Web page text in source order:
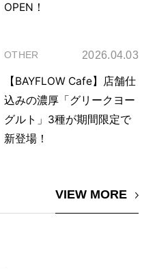
OPEN！
OTHER 2026.04.03
【BAYFLOW Cafe】店舗仕
込みの濃厚「グリークヨー
グルト」3種が期間限定で
新登場！
VIEW MORE